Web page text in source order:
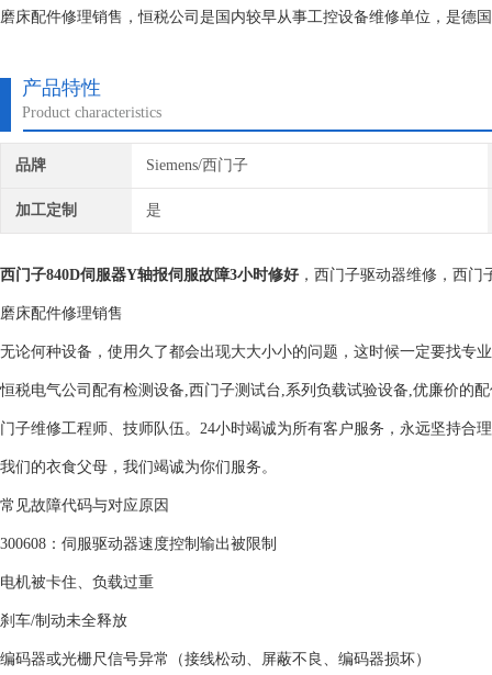
磨床配件修理销售，恒税公司是国内较早从事工控设备维修单位，是德
产品特性
Product characteristics
品牌 Siemens/西门子
加工定制 是
西门子840D伺服器Y轴报伺服故障3小时修好 ，西门子驱动器维修，西
磨床配件修理销售
无论何种设备，使用久了都会出现大大小小的问题，这时候一定要找专
恒税电气公司配有检测设备,西门子测试台,系列负载试验设备,优廉价的
门子维修工程师、技师队伍。24小时竭诚为所有客户服务，永远坚持
我们的衣食父母，我们竭诚为你们服务。
常见故障代码与对应原因‌
‌300608‌：伺服驱动器速度控制输出被限制
电机被卡住、负载过重
刹车/制动未全释放
编码器或光栅尺信号异常（接线松动、屏蔽不良、编码器损坏）